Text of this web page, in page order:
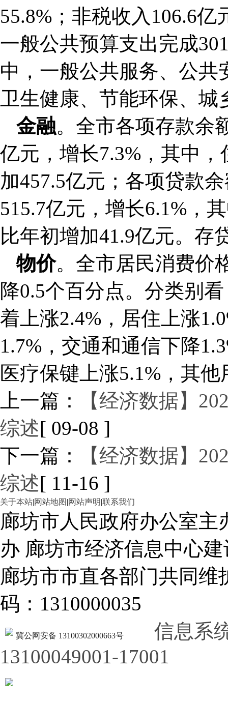
55.8%；非税收入106.6亿
一般公共预算支出完成
中，一般公共服务、公
卫生健康、节能环保、城
金融。全市各项存款余
亿元，增长7.3%，其中
加457.5亿元；各项贷款
515.7亿元，增长6.1%，
比年初增加41.9亿元。存
物价。全市居民消费价
降0.5个百分点。分类别
着上涨2.4%，居住上涨
1.7%，交通和通信下降
医疗保键上涨5.1%，其
上一篇：
【经济数据】
综述[ 09-08 ]
下一篇：
【经济数据】
综述[ 11-16 ]
关于本站|网站地图 |网站声明|联系我们
廊坊市人民政府办公室
办 廊坊市经济信息中心建
廊坊市市直各部门共同
码：1310000035
冀公网安备 13100302000663号
信息系
13100049001-17001